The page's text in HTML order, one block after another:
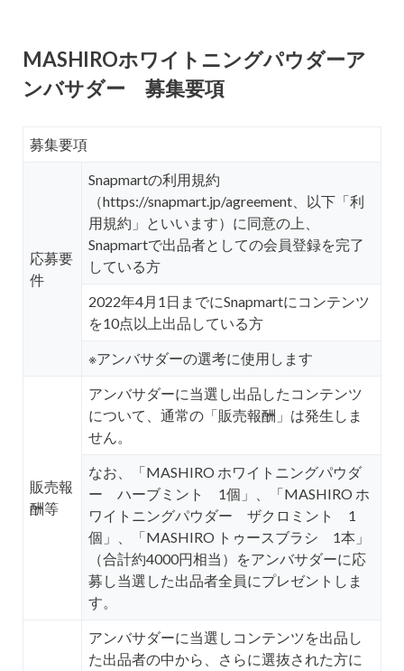
MASHIROホワイトニングパウダーア
ンバサダー 募集要項
募集要項
応募要
件
Snapmartの利用規約
（https://snapmart.jp/agreement、以下「利
用規約」といいます）に同意の上、
Snapmartで出品者としての会員登録を完了
している方
2022年4月1日までにSnapmartにコンテンツ
を10点以上出品している方
※アンバサダーの選考に使用します
販売報
酬等
アンバサダーに当選し出品したコンテンツ
について、通常の「販売報酬」は発生しま
せん。
なお、「MASHIRO ホワイトニングパウダ
ー ハーブミント 1個」、「MASHIRO ホ
ワイトニングパウダー ザクロミント 1
個」、「MASHIRO トゥースブラシ 1本」
（合計約4000円相当）をアンバサダーに応
募し当選した出品者全員にプレゼントしま
す。
アンバサダーに当選しコンテンツを出品し
た出品者の中から、さらに選抜された方に